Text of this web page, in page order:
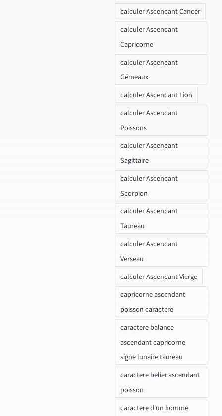
calculer Ascendant Cancer
calculer Ascendant
Capricorne
calculer Ascendant
Gémeaux
calculer Ascendant Lion
calculer Ascendant
Poissons
calculer Ascendant
Sagittaire
calculer Ascendant
Scorpion
calculer Ascendant
Taureau
calculer Ascendant
Verseau
calculer Ascendant Vierge
capricorne ascendant
poisson caractere
caractere balance
ascendant capricorne
signe lunaire taureau
caractere belier ascendant
poisson
caractere d'un homme